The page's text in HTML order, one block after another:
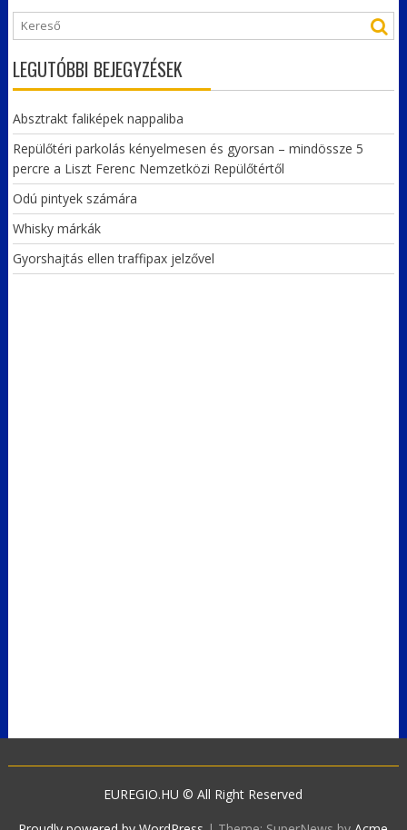
LEGUTÓBBI BEJEGYZÉSEK
Absztrakt faliképek nappaliba
Repülőtéri parkolás kényelmesen és gyorsan – mindössze 5
percre a Liszt Ferenc Nemzetközi Repülőtértől
Odú pintyek számára
Whisky márkák
Gyorshajtás ellen traffipax jelzővel
EUREGIO.HU © All Right Reserved